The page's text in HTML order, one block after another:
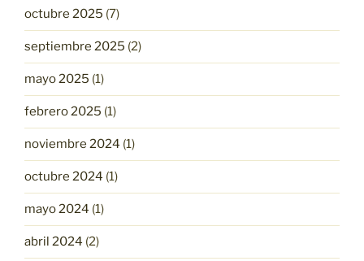
octubre 2025 (7)
septiembre 2025 (2)
mayo 2025 (1)
febrero 2025 (1)
noviembre 2024 (1)
octubre 2024 (1)
mayo 2024 (1)
abril 2024 (2)